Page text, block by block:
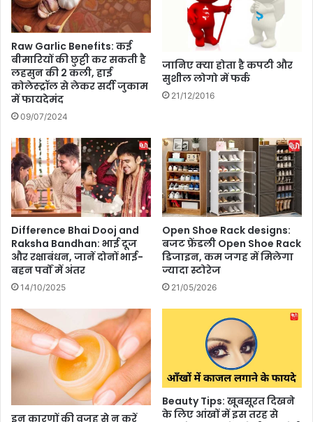
त
खा
स
दि
न
औ
र
द
दो
नों
का
शा
दा
र
कॉ
म्बि
ने
श
न
है
टो
फू
Raw Garlic Benefits: कई
बीमारियों की छुट्टी कर सकती है
लहसुन की 2 कली, हाई
कोलेस्ट्रॉल से लेकर सर्दी जुकाम
में फायदेमंद
09/07/2024
जानिए क्या होता है कपटी और
सुशील लोगो में फर्क
21/12/2016
Difference Bhai Dooj and
Raksha Bandhan: भाई दूज
और रक्षाबंधन, जानें दोनों भाई-
बहन पर्वों में अंतर
14/10/2025
Open Shoe Rack designs:
बजट फ्रेंडली Open Shoe Rack
डिजाइन, कम जगह में मिलेगा
ज्यादा स्टोरेज
21/05/2026
इन कारणों की वजह से न करें
Beauty Tips: खूबसूरत दिखने
के लिए आंखों में इस तरह से